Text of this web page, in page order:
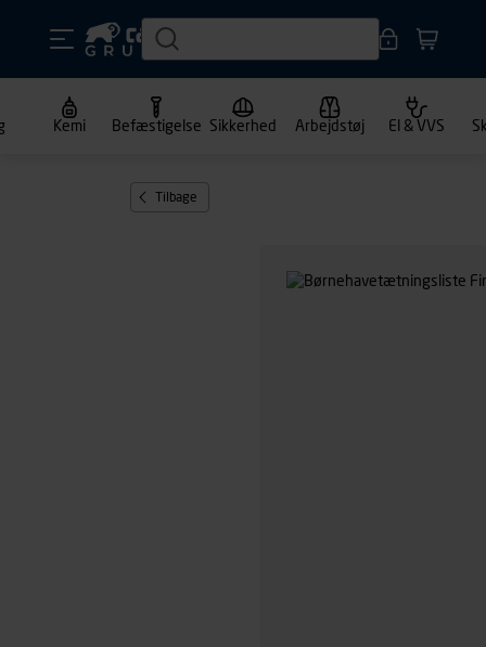
Kemi Befæstigelse Sikkerhed Arbejdstøj El & VVS
Tilbage